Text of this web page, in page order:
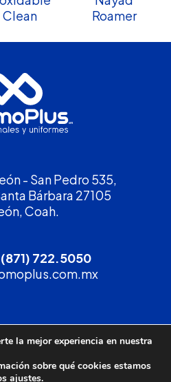
Clean
Roamer
- San Pedro 535,
Bárbara 27105
Coah.
(871) 722.5050
cotización!
PROMO
la mejor experiencia en nuestra
sobre qué cookies estamos
ajustes.